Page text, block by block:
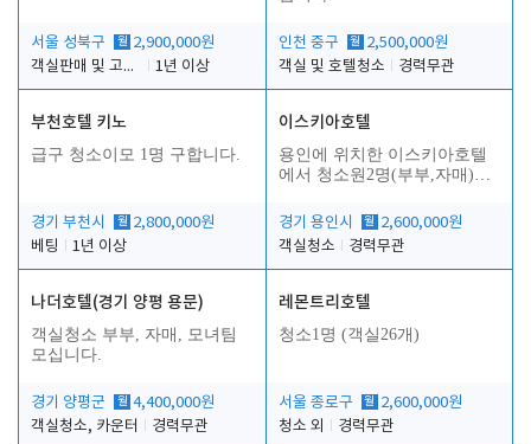
서울 성북구 월 2,900,000원
객실판매 및 고객응대
1년 이상
인천 중구 월 2,500,000원
객실 및 호텔청소
경력무관
부천호텔 키노
급구 청소이모 1명 구합니다.
경기 부천시 월 2,800,000원
베팅
1년 이상
이스키아호텔
용인에 위치한 이스키아호텔
에서 청소원2명(부부,자매)을
경기 용인시
월 2,600,000원
객실청소
경력무관
나더호텔(경기 양평 용문)
객실청소 부부, 자매, 모녀팀
모십니다.
경기 양평군 월 4,400,000원
객실청소, 카운터
경력무관
레몬트리호텔
청소1명 (객실26개)
서울 종로구 월 2,600,000원
청소 외
경력무관